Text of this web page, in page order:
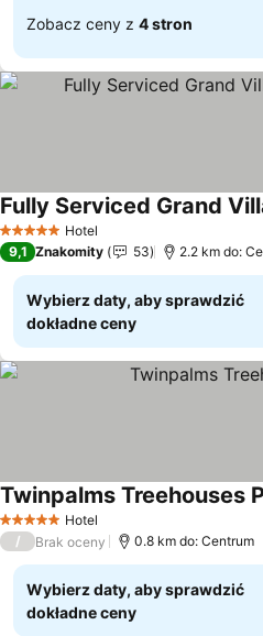
Zobacz ceny z 4 stron
5 KategoriaHotel
Fully Serviced Grand
9,1 Znakomity 53 2.2 km do:
Wybierz daty, aby sprawdzić
dokładne ceny
5 KategoriaHotel
Twinpalms Treehouses
/ Brak oceny 0.8 km do: Centrum
Wybierz daty, aby sprawdzić
dokładne ceny